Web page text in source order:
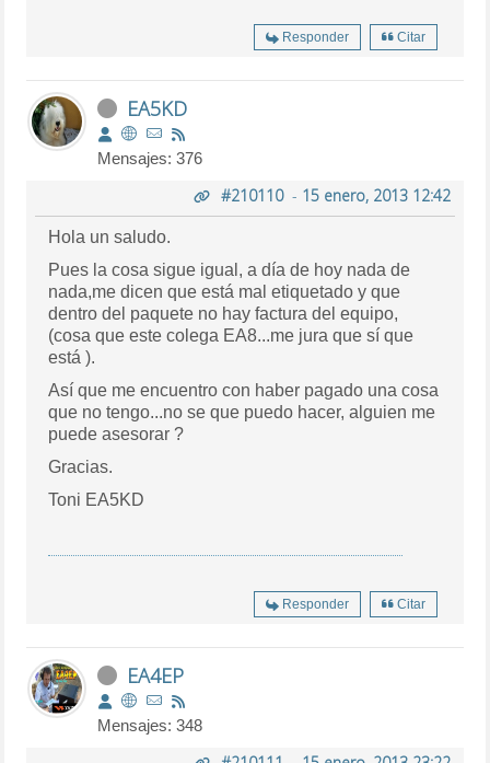
Responder Citar
EA5KD
Mensajes: 376
#210110- 15 enero, 2013 12:42
Hola un saludo.
Pues la cosa sigue igual, a día de hoy nada de
nada,me dicen que está mal etiquetado y que
dentro del paquete no hay factura del equipo,
(cosa que este colega EA8...me jura que sí que
está ).
Así que me encuentro con haber pagado una cosa
que no tengo...no se que puedo hacer, alguien me
puede asesorar ?
Gracias.
Toni EA5KD
Responder Citar
EA4EP
Mensajes: 348